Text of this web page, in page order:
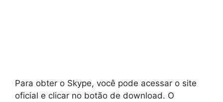
Para obter o Skype, você pode acessar o site
oficial e clicar no botão de download. O